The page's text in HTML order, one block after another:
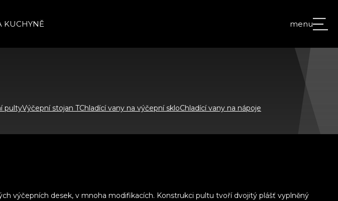
KUCHYNĚ menu
pultyVýčepní stojan TChladící vany na výčepní skloChladící vany na nápoje
výčepních desek, v mnoha modifikacích. Konstrukci pultu tvoří dvojitý plášť vyplněný